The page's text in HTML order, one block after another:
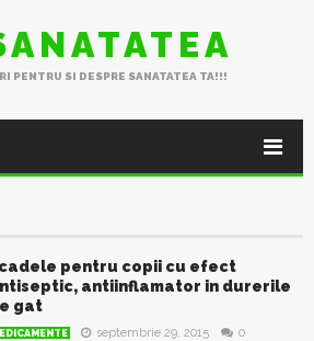
PENTRU SI DESPRE SANATATEA TA!!!
pentru copii cu efect
antiinflamator in durerile
gat
septembrie 29, 2015 0